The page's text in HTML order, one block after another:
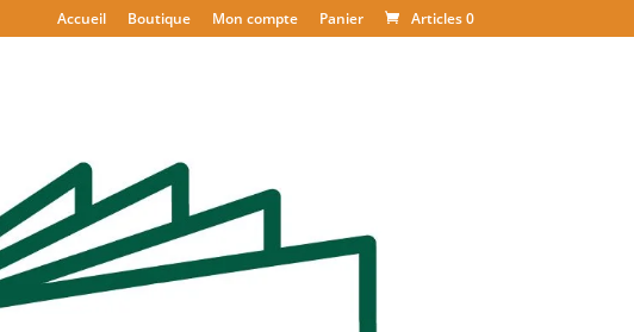
Accueil Boutique Mon compte Panier Articles 0